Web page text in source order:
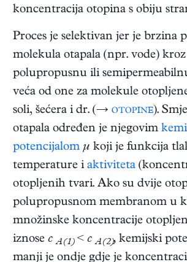
koncentracija otopina s obiju
Proces je selektivan jer je brzina
molekula otapala (npr. vode) kroz
polupropusnu ili
veća od one za molekule
soli, šećera i dr. (→ otopine).
otapala određen je njegovim
potencijalom μ koji je funkcija
temperature i aktiviteta
otopljenih tvari. Ako su dvije
polupropusnom membranom u
množinske koncentracije
iznose c A(1)< c A(2), kemijski
manji je ondje gdje je